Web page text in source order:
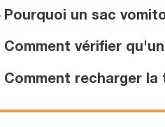
Pourquoi un sac
Comment vérifier
Comment recharger